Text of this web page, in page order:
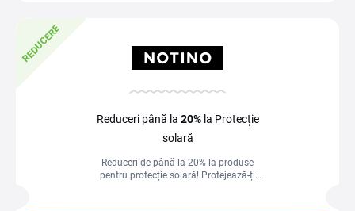
REDUCERE
Reduceri până la 20%la Protecție
solară
Reduceri de până la 20% la produse
pentru protecție solară! Protejează-ți